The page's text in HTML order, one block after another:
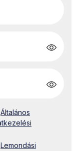
Általános
Lemondási